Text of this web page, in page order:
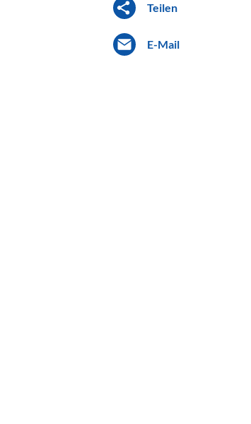
Teilen
E-Mail